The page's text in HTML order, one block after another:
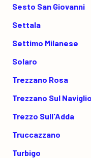
Sesto San Giovanni
Settala
Settimo Milanese
Solaro
Trezzano Rosa
Trezzano Sul Naviglio
Trezzo Sull'Adda
Truccazzano
Turbigo